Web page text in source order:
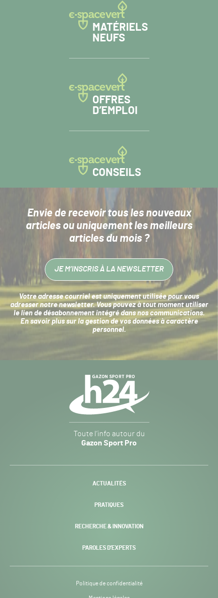
MATÉRIELS
NEUFS
OFFRES
D’EMPLOI
CONSEILS
Envie de recevoir tous les nouveaux
articlesou uniquement les meilleurs
articles du mois ?
JE M’INSCRIS À LA NEWSLETTER
Votre adresse courriel est uniquement utilisée pour vous
adresser notre newsletter. Vous pouvez à tout moment utiliser
le lien de désabonnement intégré dans nos communications.
En savoir plus sur la gestion de vos données à caractère
personnel.
Sport
Pro
-
Toute l’info autour du
Gazon Sport Pro
ACTUALITÉS
PRATIQUES
RECHERCHE & INNOVATION
PAROLES D’EXPERTS
Politique de confidentialité